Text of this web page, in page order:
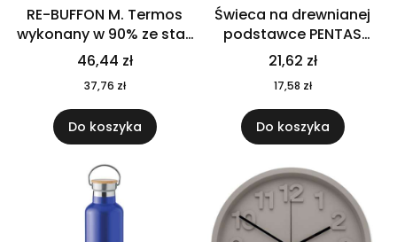
RE-BUFFON M. Termos
wykonany w 90% ze stali
nierdzewnej
pochodzącej z
recyklingu 520 ml 94294
46,44 zł
37,76 zł
Do koszyka
Świeca na drewnianej
podstawce PENTAS
MO6282-40
21,62 zł
17,58 zł
Do koszyka